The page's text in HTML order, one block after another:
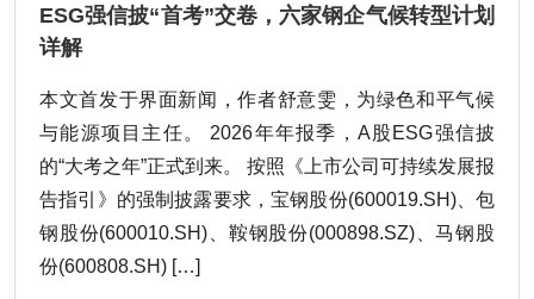
ESG强信披“首考”交卷，六家钢企气候转型计划
详解
本文首发于界面新闻，作者舒意雯，为绿色和平气候
与能源项目主任。 2026年年报季，A股ESG强信披
的“大考之年”正式到来。 按照《上市公司可持续发展报
告指引》的强制披露要求，宝钢股份(600019.SH)、包
钢股份(600010.SH)、鞍钢股份(000898.SZ)、马钢股
份(600808.SH) […]